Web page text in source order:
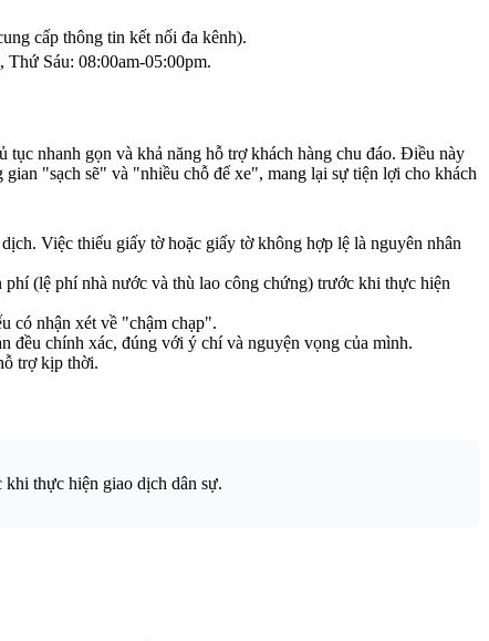
cấp thông tin kết nối đa kênh).
Sáu: 08:00am-05:00pm.
nhanh gọn và khả năng hỗ trợ khách hàng chu đáo. Điều này
"sạch sẽ" và "nhiều chỗ để xe", mang lại sự tiện lợi cho khách
Việc thiếu giấy tờ hoặc giấy tờ không hợp lệ là nguyên nhân
(lệ phí nhà nước và thù lao công chứng) trước khi thực hiện
có nhận xét về "chậm chạp".
đều chính xác, đúng với ý chí và nguyện vọng của mình.
trợ kịp thời.
khi thực hiện giao dịch dân sự.